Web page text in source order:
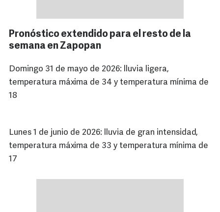
Pronóstico extendido para el resto de la
semana en Zapopan
Domingo 31 de mayo de 2026: lluvia ligera,
temperatura máxima de 34 y temperatura mínima de
18
Lunes 1 de junio de 2026: lluvia de gran intensidad,
temperatura máxima de 33 y temperatura mínima de
17